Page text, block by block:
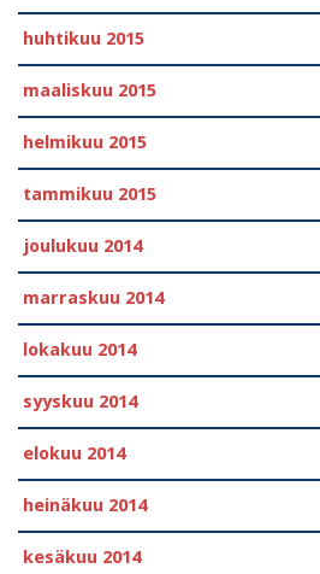
huhtikuu 2015
maaliskuu 2015
helmikuu 2015
tammikuu 2015
joulukuu 2014
marraskuu 2014
lokakuu 2014
syyskuu 2014
elokuu 2014
heinäkuu 2014
kesäkuu 2014